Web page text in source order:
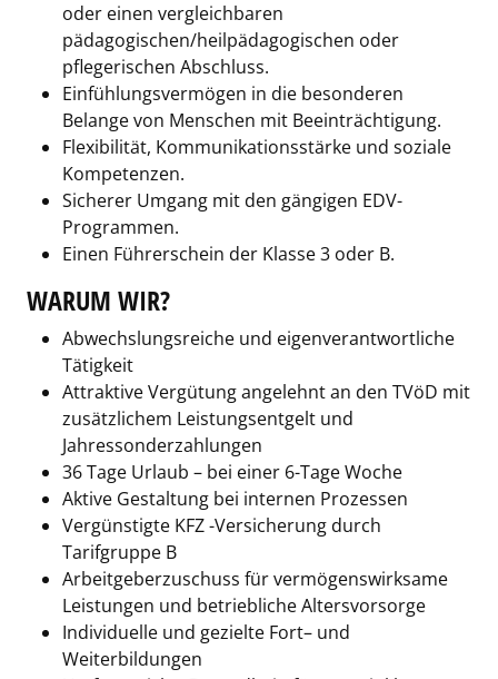
oder einen vergleichbaren
pädagogischen/heilpädagogischen oder
pflegerischen Abschluss.
Einfühlungsvermögen in die besonderen
Belange von Menschen mit Beeinträchtigung.
Flexibilität, Kommunikationsstärke und soziale
Kompetenzen.
Sicherer Umgang mit den gängigen EDV-
Programmen.
Einen Führerschein der Klasse 3 oder B.
WARUM WIR?
Abwechslungsreiche und eigenverantwortliche
Tätigkeit
Attraktive Vergütung angelehnt an den TVöD mit
zusätzlichem Leistungsentgelt und
Jahressonderzahlungen
36 Tage Urlaub – bei einer 6-Tage Woche
Aktive Gestaltung bei internen Prozessen
Vergünstigte KFZ -Versicherung durch
Tarifgruppe B
Arbeitgeberzuschuss für vermögenswirksame
Leistungen und betriebliche Altersvorsorge
Individuelle und gezielte Fort– und
Weiterbildungen